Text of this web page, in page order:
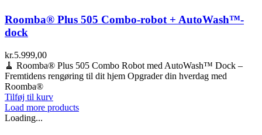
Roomba® Plus 505 Combo-robot + AutoWash™-
dock
kr.5.999,00
🧹 Roomba® Plus 505 Combo Robot med AutoWash™ Dock –
Fremtidens rengøring til dit hjem Opgrader din hverdag med
Roomba®
Tilføj til kurv
Load more products
Loading...